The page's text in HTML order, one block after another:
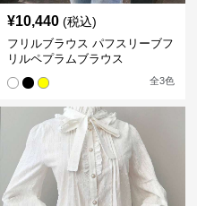
¥10,440 (税込)
フリルブラウス パフスリーブフ
リルペプラムブラウス
全3色